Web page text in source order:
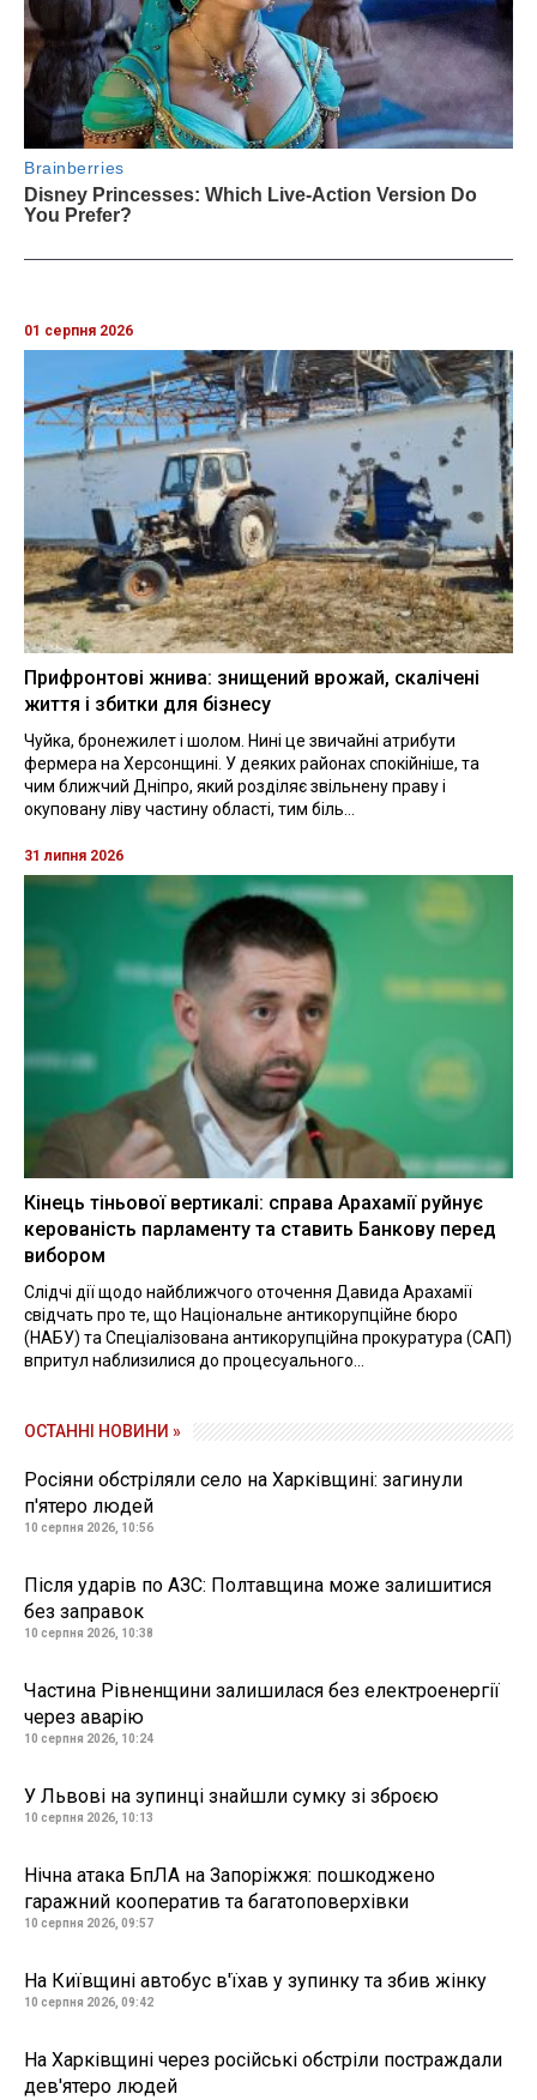
01 серпня 2026
Прифронтові жнива: знищений врожай, скалічені
життя і збитки для бізнесу
Чуйка, бронежилет і шолом. Нині це звичайні атрибути
фермера на Херсонщині. У деяких районах спокійніше, та
чим ближчий Дніпро, який розділяє звільнену праву і
окуповану ліву частину області, тим біль...
31 липня 2026
Кінець тіньової вертикалі: справа Арахамії руйнує
керованість парламенту та ставить Банкову перед
вибором
Слідчі дії щодо найближчого оточення Давида Арахамії
свідчать про те, що Національне антикорупційне бюро
(НАБУ) та Спеціалізована антикорупційна прокуратура (САП)
впритул наблизилися до процесуального...
ОСТАННІ НОВИНИ »
Росіяни обстріляли село на Харківщині: загинули
п'ятеро людей
10 серпня 2026, 10:56
Після ударів по АЗС: Полтавщина може залишитися
без заправок
10 серпня 2026, 10:38
Частина Рівненщини залишилася без електроенергії
через аварію
10 серпня 2026, 10:24
У Львові на зупинці знайшли сумку зі зброєю
10 серпня 2026, 10:13
Нічна атака БпЛА на Запоріжжя: пошкоджено
гаражний кооператив та багатоповерхівки
10 серпня 2026, 09:57
На Київщині автобус в'їхав у зупинку та збив жінку
10 серпня 2026, 09:42
На Харківщині через російські обстріли постраждали
дев'ятеро людей